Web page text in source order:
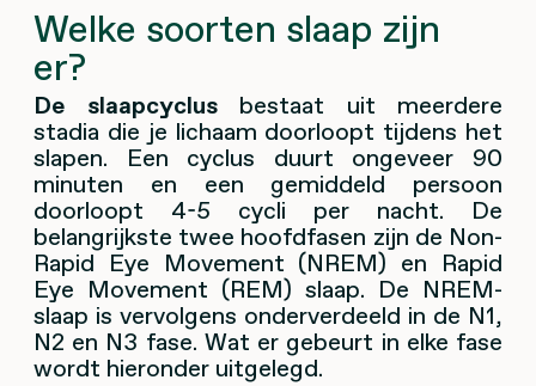
Welke soorten slaap zijn
er?
De slaapcyclusbestaat uit meerdere
stadia die je lichaam doorloopt tijdens het
slapen. Een cyclus duurt ongeveer 90
minuten en een gemiddeld persoon
doorloopt 4-5 cycli per nacht. De
belangrijkste twee hoofdfasen zijn de Non-
Rapid Eye Movement (NREM) en Rapid
Eye Movement (REM) slaap. De NREM-
slaap is vervolgens onderverdeeld in de N1,
N2 en N3 fase. Wat er gebeurt in elke fase
wordt hieronder uitgelegd.